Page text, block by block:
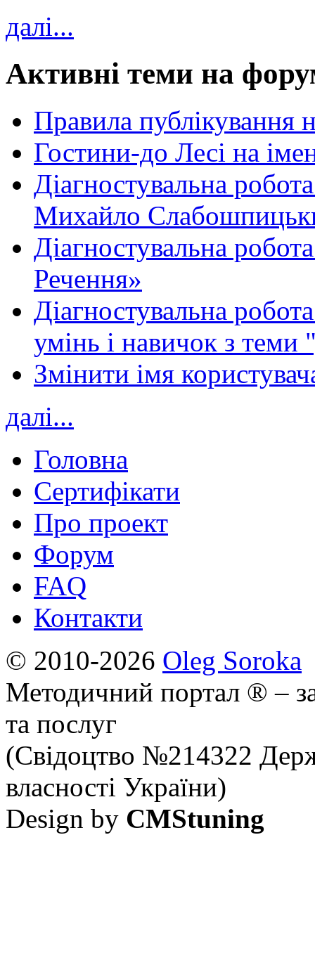
далі...
Активні теми на
Правила публікування
Гостини-до Лесі на
Діагностувальна
Михайло
Діагностувальна
Речення»
Діагностувальна
умінь і навичок з теми
Змінити імя
далі...
Головна
Сертифікати
Про проект
Форум
FAQ
Контакти
© 2010-2026 Oleg Soroka
Методичний портал ® –
та послуг
(Свідоцтво №214322
власності України)
Design by CMStuning